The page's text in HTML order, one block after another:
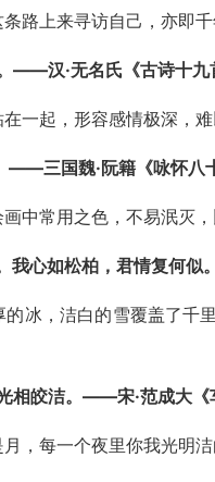
路上来寻访自己，亦即千
——汉·无名氏《古诗十九
一起，形容感情极深，难
——三国魏·阮籍《咏怀八
中常用之色，不易泯灭，
我心如松柏，君情复何
冰，洁白的雪覆盖了千
相皎洁。——宋·范成大《
，每一个夜里你我光明洁